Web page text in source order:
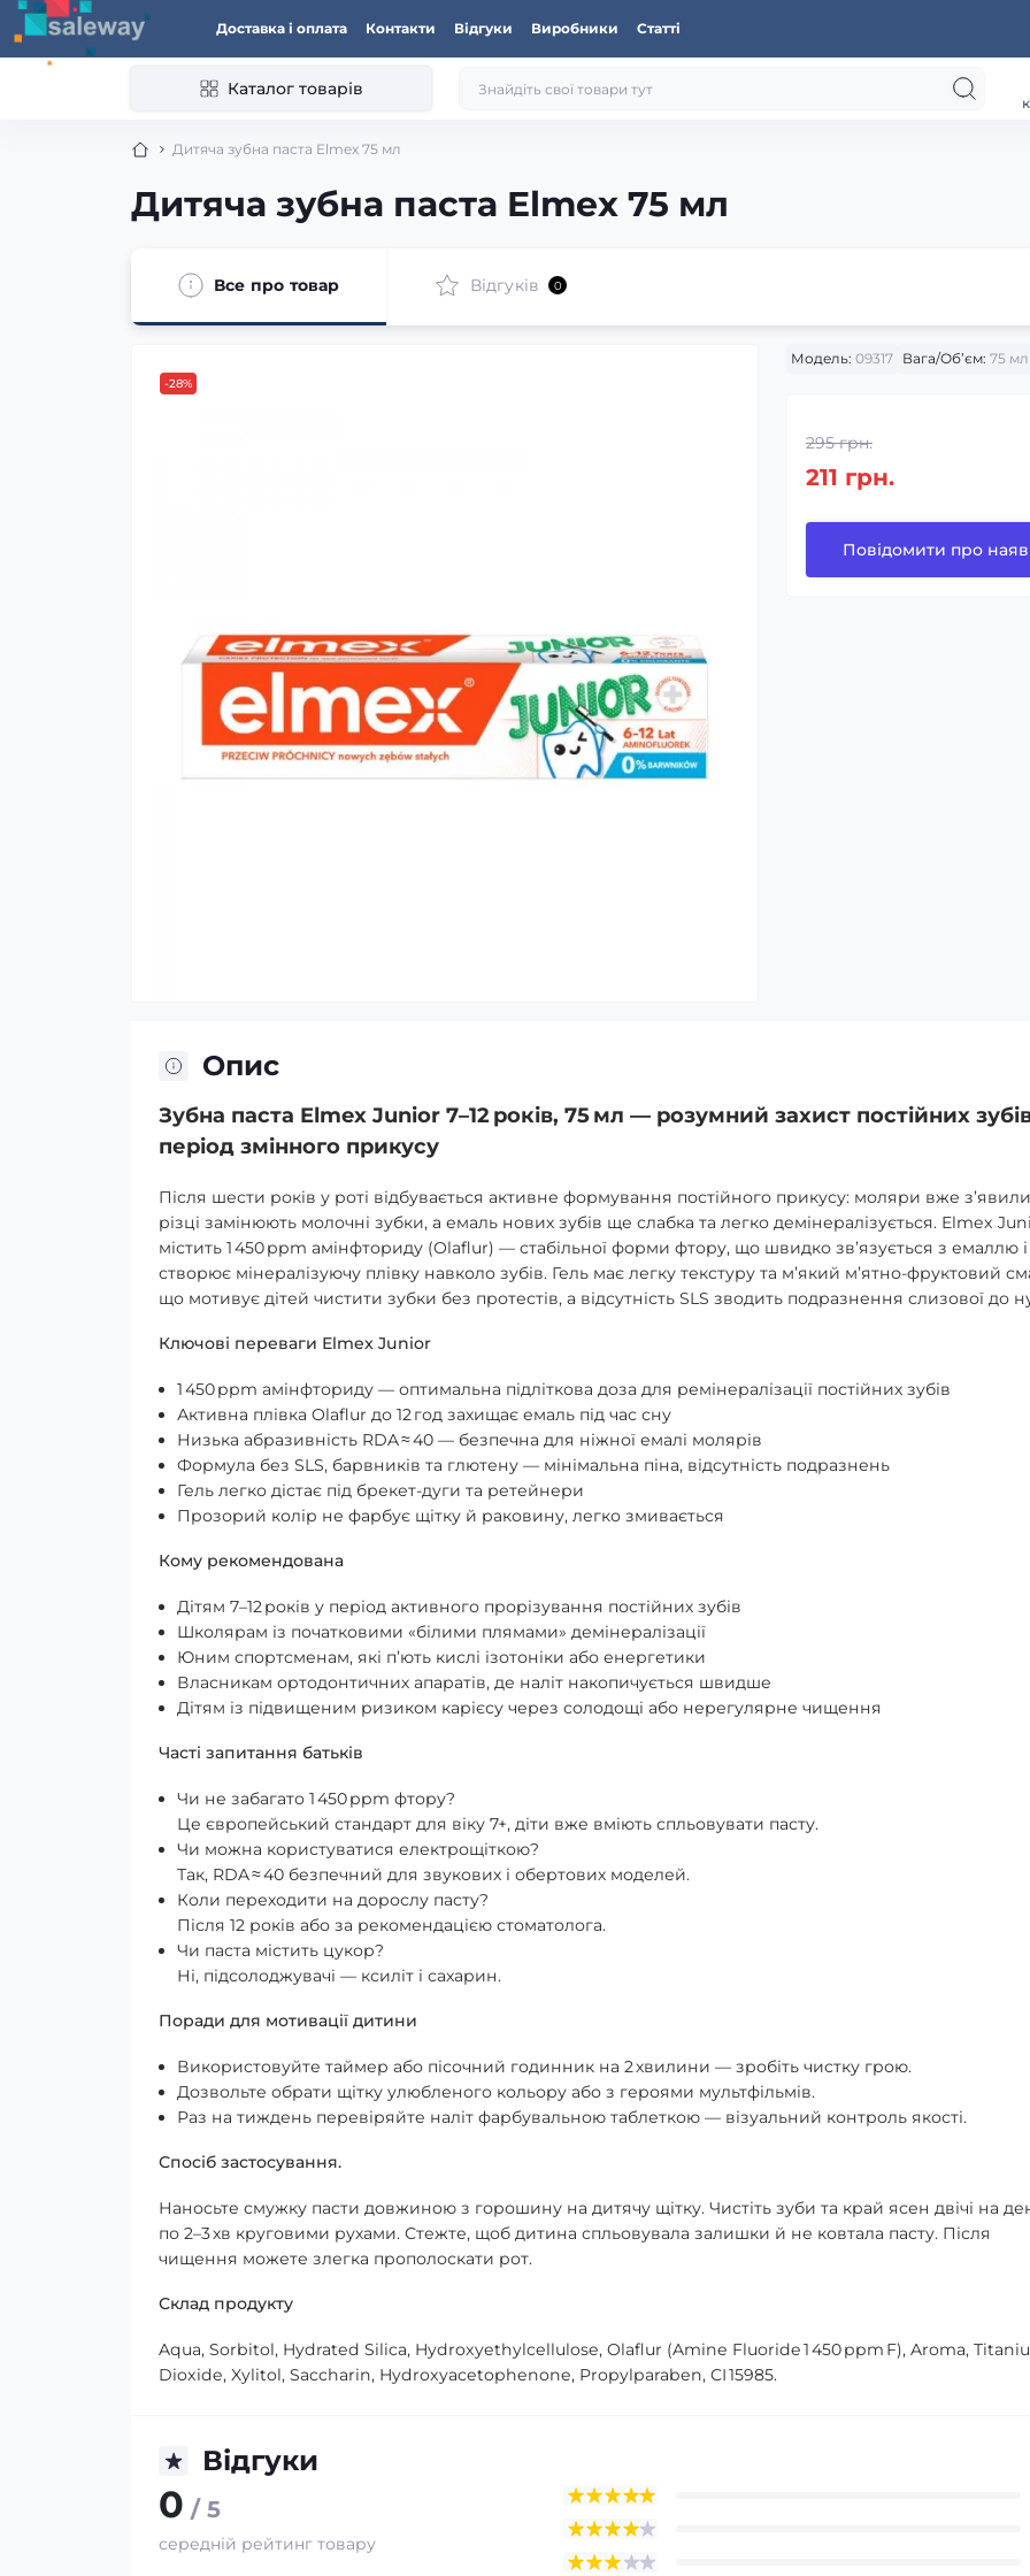
Доставка і оплата Контакти Відгуки Виробники Статті
Каталог товарів
Дитяча зубна паста Elmex 75 мл
Дитяча зубна паста Elmex 75 мл
Все про товар Відгуків 0
-28%
Модель: 09317 Вага/Об’єм: 75 мл
295 грн.
211 грн.
Повідомити про
Опис
Зубна паста Elmex Junior 7–12 років, 75 мл — розумний захист постійних
період змінного прикусу
Після шести років у роті відбувається активне формування постійного прикусу: моляри вже
різці замінюють молочні зубки, а емаль нових зубів ще слабка та легко демінералізується. Elmex
містить 1 450 ppm амінфториду (Olaflur) — стабільної форми фтору, що швидко зв’язується з емаллю і
створює мінералізуючу плівку навколо зубів. Гель має легку текстуру та м’який м’ятно‑фруктовий
що мотивує дітей чистити зубки без протестів, а відсутність SLS зводить подразнення слизової до
Ключові переваги Elmex Junior
1 450 ppm амінфториду — оптимальна підліткова доза для ремінералізації постійних зубів
Активна плівка Olaflur до 12 год захищає емаль під час сну
Низька абразивність RDA ≈ 40 — безпечна для ніжної емалі молярів
Формула без SLS, барвників та глютену — мінімальна піна, відсутність подразнень
Гель легко дістає під брекет-дуги та ретейнери
Прозорий колір не фарбує щітку й раковину, легко змивається
Кому рекомендована
Дітям 7–12 років у період активного прорізування постійних зубів
Школярам із початковими «білими плямами» демінералізації
Юним спортсменам, які п’ють кислі ізотоніки або енергетики
Власникам ортодонтичних апаратів, де наліт накопичується швидше
Дітям із підвищеним ризиком карієсу через солодощі або нерегулярне чищення
Часті запитання батьків
Чи не забагато 1 450 ppm фтору?
Це європейський стандарт для віку 7+, діти вже вміють спльовувати пасту.
Чи можна користуватися електрощіткою?
Так, RDA ≈ 40 безпечний для звукових і обертових моделей.
Коли переходити на дорослу пасту?
Після 12 років або за рекомендацією стоматолога.
Чи паста містить цукор?
Ні, підсолоджувачі — ксиліт і сахарин.
Поради для мотивації дитини
Використовуйте таймер або пісочний годинник на 2 хвилини — зробіть чистку грою.
Дозвольте обрати щітку улюбленого кольору або з героями мультфільмів.
Раз на тиждень перевіряйте наліт фарбувальною таблеткою — візуальний контроль якості.
Спосіб застосування.
Наносьте смужку пасти довжиною з горошину на дитячу щітку. Чистіть зуби та край ясен двічі на
по 2–3 хв круговими рухами. Стежте, щоб дитина спльовувала залишки й не ковтала пасту. Після
чищення можете злегка прополоскати рот.
Склад продукту
Aqua, Sorbitol, Hydrated Silica, Hydroxyethylcellulose, Olaflur (Amine Fluoride 1 450 ppm F), Aroma,
Dioxide, Xylitol, Saccharin, Hydroxyacetophenone, Propylparaben, CI 15985.
Відгуки
0 / 5
середній рейтинг товару